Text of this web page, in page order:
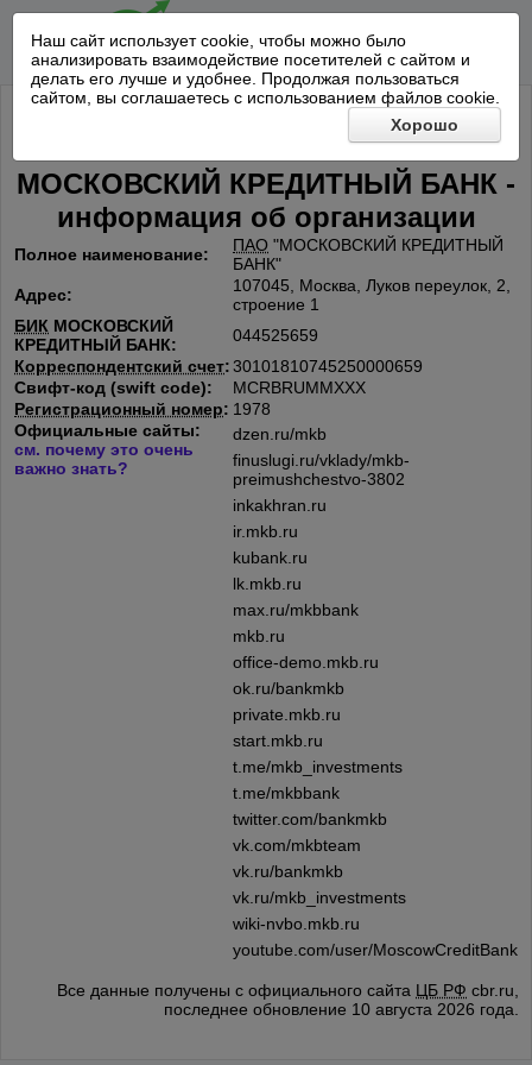
Наш сайт использует cookie, чтобы можно было
анализировать взаимодействие посетителей с сайтом и
делать его лучше и удобнее. Продолжая пользоваться
сайтом, вы соглашаетесь с использованием файлов cookie.
Хорошо
МОСКОВСКИЙ КРЕДИТНЫЙ БАНК -
информация об организации
Полное наименование: ПАО "МОСКОВСКИЙ КРЕДИТНЫЙ
БАНК"
Адрес:
107045, Москва, Луков переулок, 2,
строение 1
БИК МОСКОВСКИЙ
КРЕДИТНЫЙ БАНК:
044525659
Корреспондентский счет:30101810745250000659
Свифт-код (swift code):
MCRBRUMMXXX
Регистрационный номер: 1978
Официальные сайты:
см. почему это очень
важно знать?
dzen.ru/mkb
finuslugi.ru/vklady/mkb-
preimushchestvo-3802
inkakhran.ru
ir.mkb.ru
kubank.ru
lk.mkb.ru
max.ru/mkbbank
mkb.ru
office-demo.mkb.ru
ok.ru/bankmkb
private.mkb.ru
start.mkb.ru
t.me/mkb_investments
t.me/mkbbank
twitter.com/bankmkb
vk.com/mkbteam
vk.ru/bankmkb
vk.ru/mkb_investments
wiki-nvbo.mkb.ru
youtube.com/user/MoscowCreditBank
Все данные получены с официального сайта ЦБ РФ cbr.ru,
последнее обновление 10 августа 2026 года.